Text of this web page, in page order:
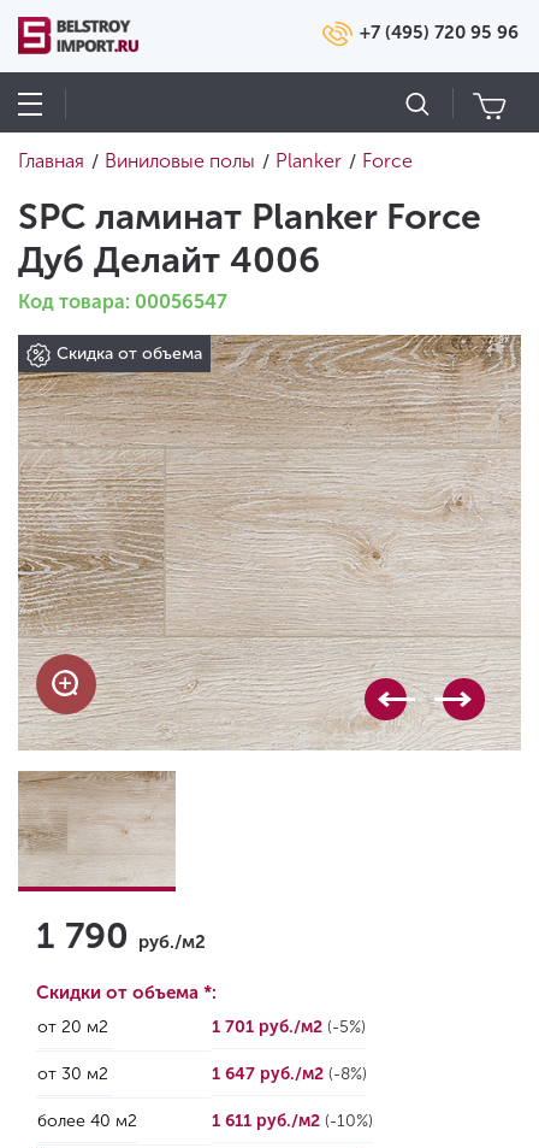
+7 (495) 720 95 96
Главная / Виниловые полы / Planker / Force
SPC ламинат Planker Force
Дуб Делайт 4006
Код товара: 00056547
Скидка от объема
1 790 руб./м2
Скидки от объема *:
от 20 м2 1 701 руб./м2 (-5%)
от 30 м2 1 647 руб./м2 (-8%)
более 40 м2 1 611 руб./м2 (-10%)